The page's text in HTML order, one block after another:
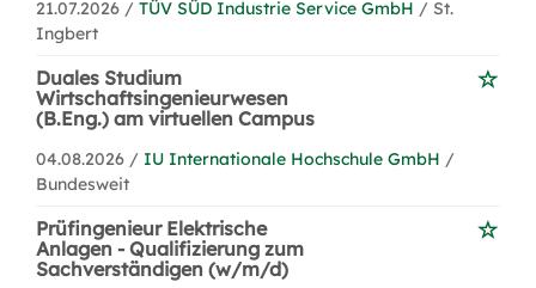
21.07.2026 / TÜV SÜD Industrie Service GmbH / St.
Ingbert
Duales Studium
Wirtschaftsingenieurwesen
(B.Eng.) am virtuellen Campus
04.08.2026 / IU Internationale Hochschule GmbH /
Bundesweit
Prüfingenieur Elektrische
Anlagen - Qualifizierung zum
Sachverständigen (w/m/d)